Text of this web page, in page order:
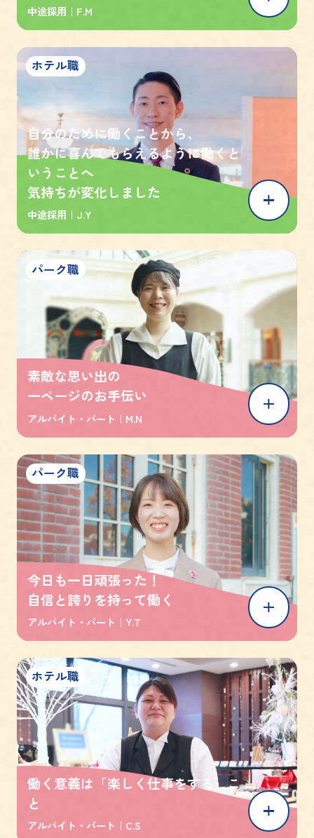
中途採用｜ F.M
ホテル職
自分のために働くことから、
誰かに喜んでもらえるように働くと
いうことへ
気持ちが変化しました
中途採用｜ J.Y
パーク職
素敵な思い出の
一ページのお手伝い
アルバイト・パート｜ M.N
パーク職
今日も一日頑張った！
自信と誇りを持って働く
アルバイト・パート｜ Y.T
ホテル職
働く意義は「楽しく仕事をする」こ
と
アルバイト・パート｜ C.S